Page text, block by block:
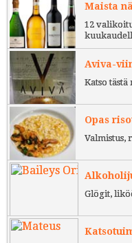
Maista
12
Aviva-
Katso
Opas
Valmistus,
Glögit,